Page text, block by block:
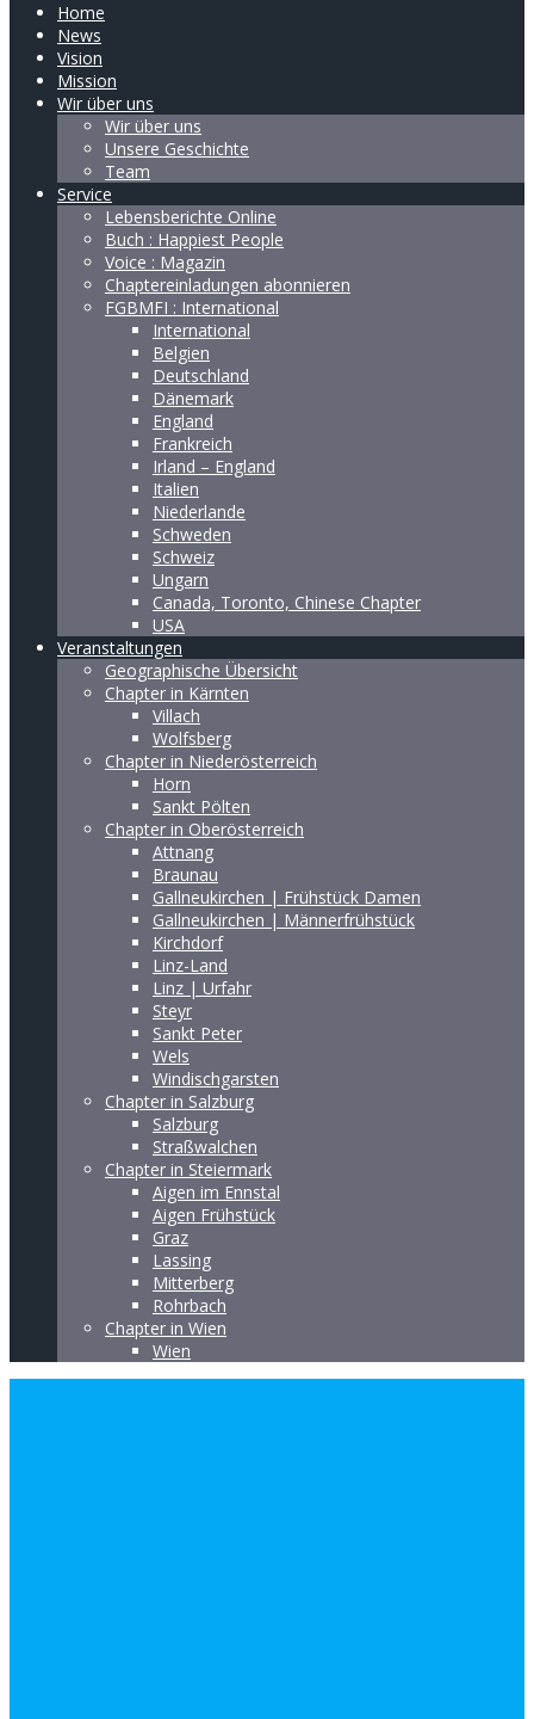
Home
News
Vision
Mission
Wir über uns
Wir über uns
Unsere Geschichte
Team
Service
Lebensberichte Online
Buch : Happiest People
Voice : Magazin
Chaptereinladungen abonnieren
FGBMFI : International
International
Belgien
Deutschland
Dänemark
England
Frankreich
Irland – England
Italien
Niederlande
Schweden
Schweiz
Ungarn
Canada, Toronto, Chinese Chapter
USA
Veranstaltungen
Geographische Übersicht
Chapter in Kärnten
Villach
Wolfsberg
Chapter in Niederösterreich
Horn
Sankt Pölten
Chapter in Oberösterreich
Attnang
Braunau
Gallneukirchen | Frühstück Damen
Gallneukirchen | Männerfrühstück
Kirchdorf
Linz-Land
Linz | Urfahr
Steyr
Sankt Peter
Wels
Windischgarsten
Chapter in Salzburg
Salzburg
Straßwalchen
Chapter in Steiermark
Aigen im Ennstal
Aigen Frühstück
Graz
Lassing
Mitterberg
Rohrbach
Chapter in Wien
Wien